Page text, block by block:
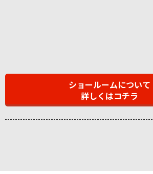
ショールームについて
詳しくはコチラ